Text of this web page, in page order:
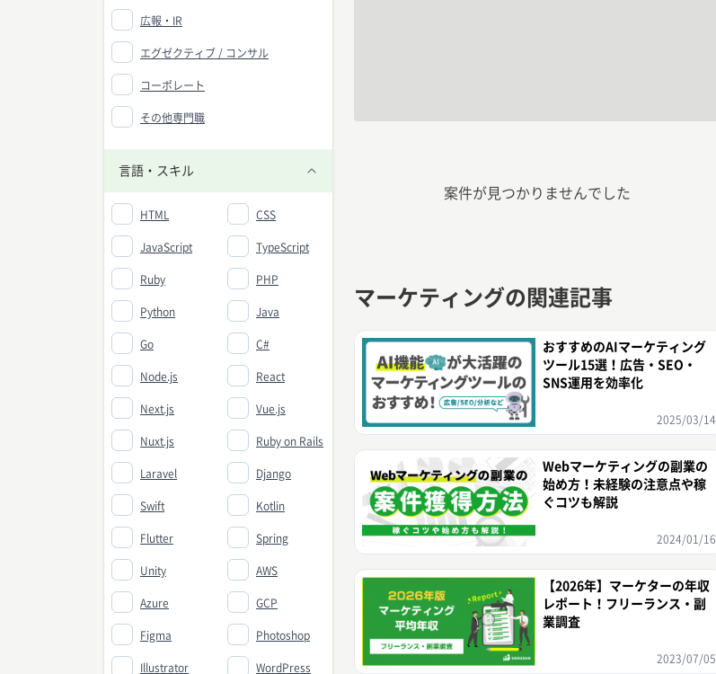
案件が見つかりませんでした
マーケティングの関連記事
おすすめのAIマーケティング
ツール15選！広告・SEO・
SNS運用を効率化
2025/03/14
Webマーケティングの副業の
始め方！未経験の注意点や稼
ぐコツも解説
2024/01/16
【2026年】マーケターの年収
レポート！フリーランス・副
業調査
2023/07/05
広報・IR
エグゼクティブ / コンサル
コーポレート
その他専門職
言語・スキル
HTML CSS
JavaScript TypeScript
Ruby PHP
Python Java
Go C#
Node.js React
Next.js Vue.js
Nuxt.js Ruby on Rails
Laravel Django
Swift Kotlin
Flutter Spring
Unity AWS
Azure GCP
Figma Photoshop
Illustrator WordPress